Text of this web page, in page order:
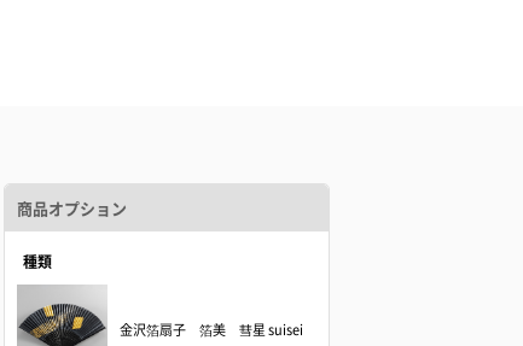
商品オプション
種類
金沢箔扇子 箔美 彗星 suisei